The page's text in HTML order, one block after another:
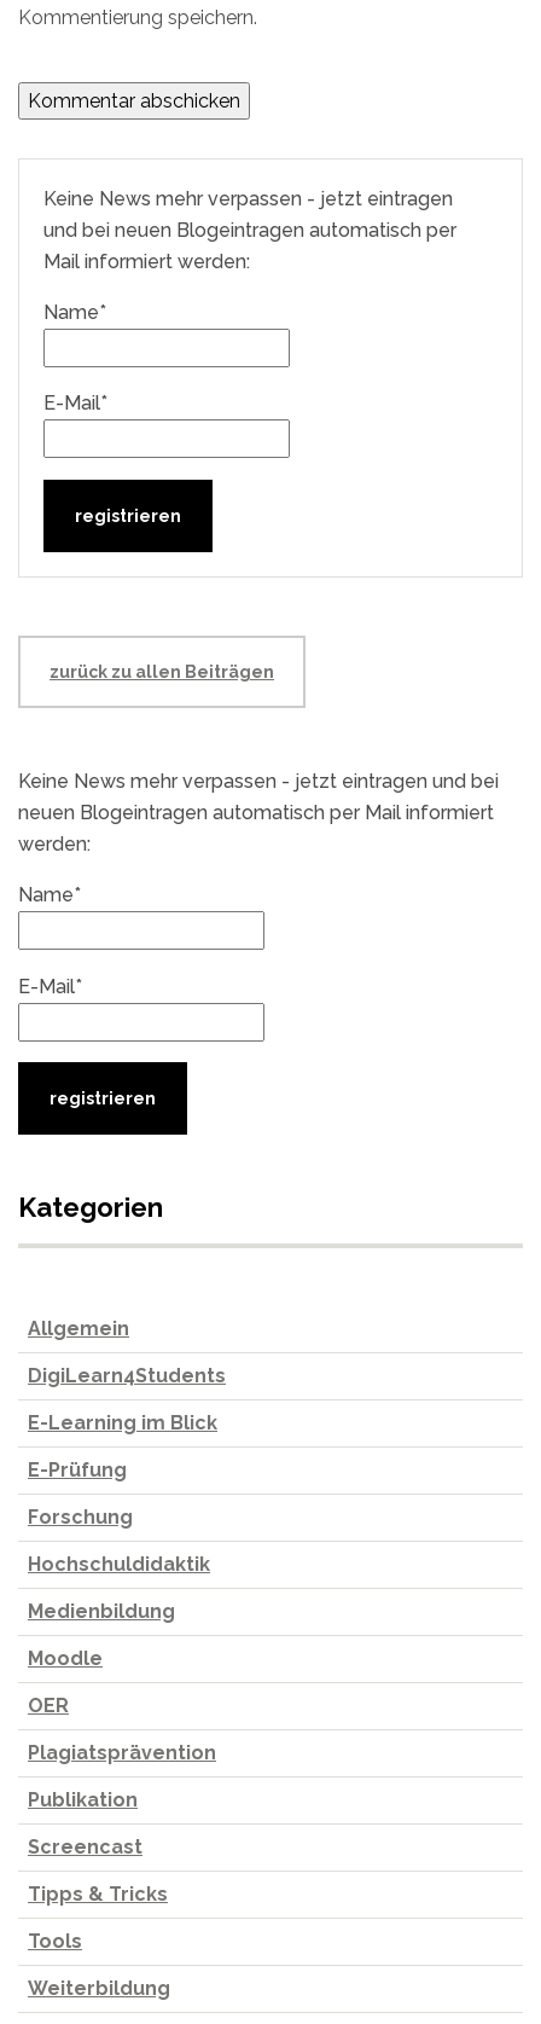
Kommentierung speichern.
Keine News mehr verpassen - jetzt eintragen
und bei neuen Blogeintragen automatisch per
Mail informiert werden:
Name*
E-Mail*
zurück zu allen Beiträgen
Keine News mehr verpassen - jetzt eintragen und bei
neuen Blogeintragen automatisch per Mail informiert
werden:
Name*
E-Mail*
Kategorien
Allgemein
DigiLearn4Students
E-Learning im Blick
E-Prüfung
Forschung
Hochschuldidaktik
Medienbildung
Moodle
OER
Plagiatsprävention
Publikation
Screencast
Tipps & Tricks
Tools
Weiterbildung